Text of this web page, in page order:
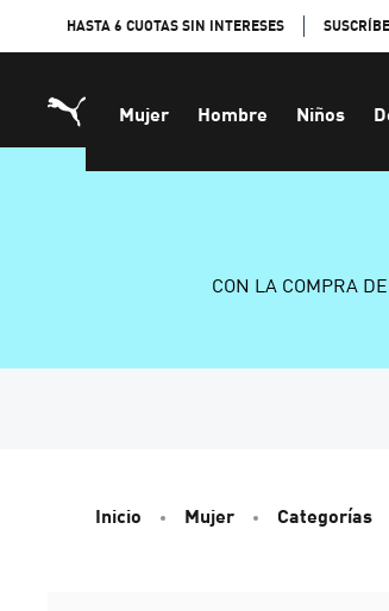
HASTA 6 CUOTAS SIN INTERESES
Mujer Hombre Niños
CON LA COMPRA
Inicio Mujer Categorías